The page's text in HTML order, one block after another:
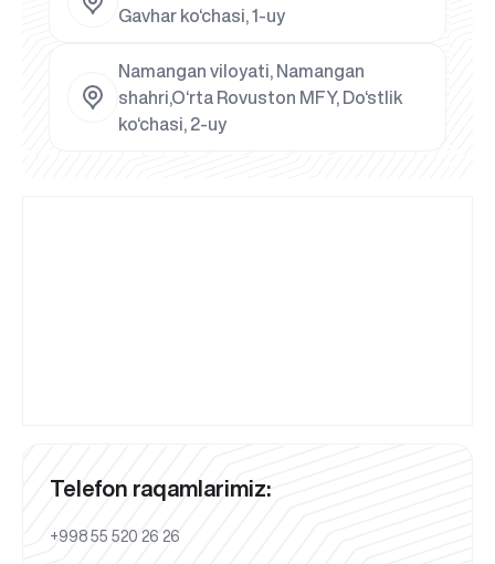
Gavhar ko‘chasi, 1-uy
Namangan viloyati, Namangan
shahri,O‘rta Rovuston MFY, Do‘stlik
ko‘chasi, 2-uy
Telefon raqamlarimiz:
+998 55 520 26 26